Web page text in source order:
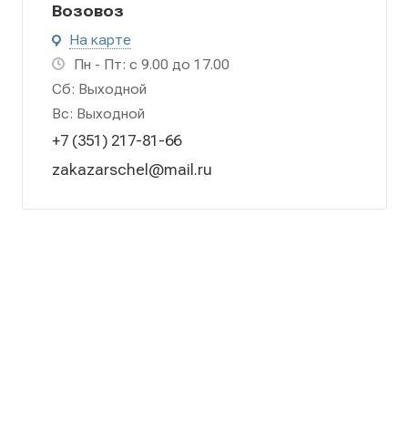
Возовоз
На карте
Пн - Пт: с 9.00 до 17.00
Сб: Выходной
Вс: Выходной
+7 (351) 217-81-66
zakazarschel@mail.ru